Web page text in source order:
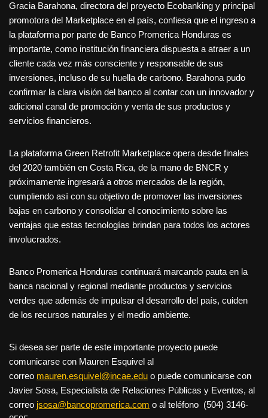
Gracia Barahona, directora del proyecto Ecobanking y principal
promotora del Marketplace en el país, confiesa que el ingreso a
la plataforma por parte de Banco Promerica Honduras es
importante, como institución financiera dispuesta a atraer a un
cliente cada vez más consciente y responsable de sus
inversiones, incluso de su huella de carbono. Barahona pudo
confirmar la clara visión del banco al contar con un innovador y
adicional canal de promoción y venta de sus productos y
servicios financieros.
La plataforma Green Retrofit Marketplace opera desde finales
del 2020 también en Costa Rica, de la mano de BNCR y
próximamente ingresará a otros mercados de la región,
cumpliendo así con su objetivo de promover las inversiones
bajas en carbono y consolidar el conocimiento sobre las
ventajas que estas tecnologías brindan para todos los actores
involucrados.
Banco Promerica Honduras continuará marcando pauta en la
banca nacional y regional mediante productos y servicios
verdes que además de impulsar el desarrollo del país, cuiden
de los recursos naturales y el medio ambiente.
Si desea ser parte de este importante proyecto puede
comunicarse con Mauren Esquivel al
correo mauren.esquivel@incae.edu o puede comunicarse con
Javier Sosa, Especialista de Relaciones Públicas y Eventos, al
correo jsosa@bancopromerica.com o al teléfono (504) 3146-